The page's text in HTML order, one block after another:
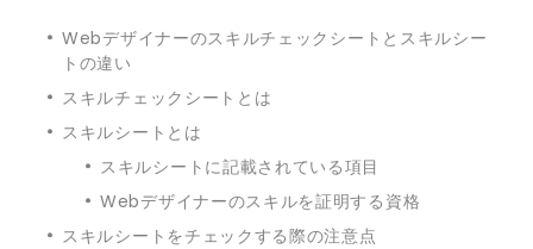
Webデザイナーのスキルチェックシートとスキルシー
トの違い
スキルチェックシートとは
スキルシートとは
スキルシートに記載されている項目
Webデザイナーのスキルを証明する資格
スキルシートをチェックする際の注意点